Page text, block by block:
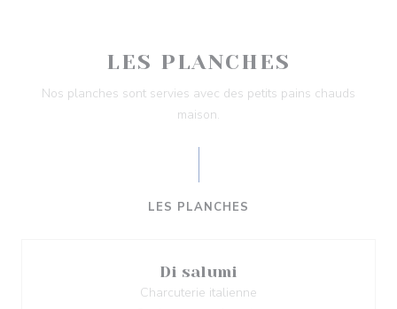
LES PLANCHES
Nos planches sont servies avec des petits pains chauds
maison.
LES PLANCHES
Di salumi
Charcuterie italienne